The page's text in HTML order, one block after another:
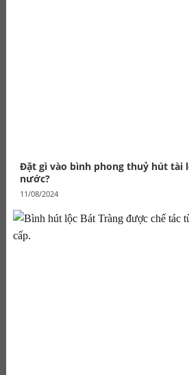
Đặt gì vào bình phong thuỷ hút tài
nước?
11/08/2024